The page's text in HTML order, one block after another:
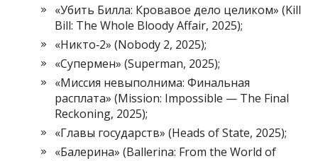
«Убить Билла: Кровавое дело целиком» (Kill
Bill: The Whole Bloody Affair, 2025);
«Никто‑2» (Nobody 2, 2025);
«Супермен» (Superman, 2025);
«Миссия невыполнима: Финальная
расплата» (Mission: Impossible — The Final
Reckoning, 2025);
«Главы государств» (Heads of State, 2025);
«Балерина» (Ballerina: From the World of